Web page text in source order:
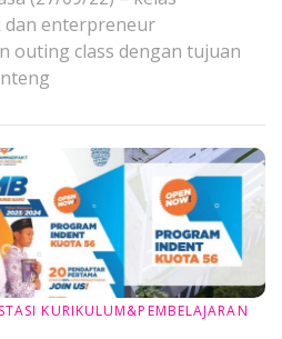
enterpreneur
outing class dengan tujuan
KURIKULUM&PEMBELAJARAN